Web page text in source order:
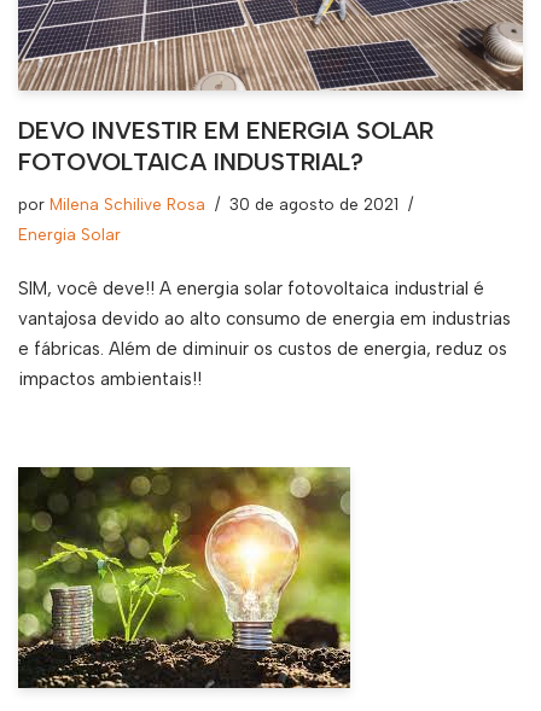
DEVO INVESTIR EM ENERGIA SOLAR
FOTOVOLTAICA INDUSTRIAL?
por Milena Schilive Rosa
30 de agosto de 2021
Energia Solar
SIM, você deve!! A energia solar fotovoltaica industrial é
vantajosa devido ao alto consumo de energia em industrias
e fábricas. Além de diminuir os custos de energia, reduz os
impactos ambientais!!